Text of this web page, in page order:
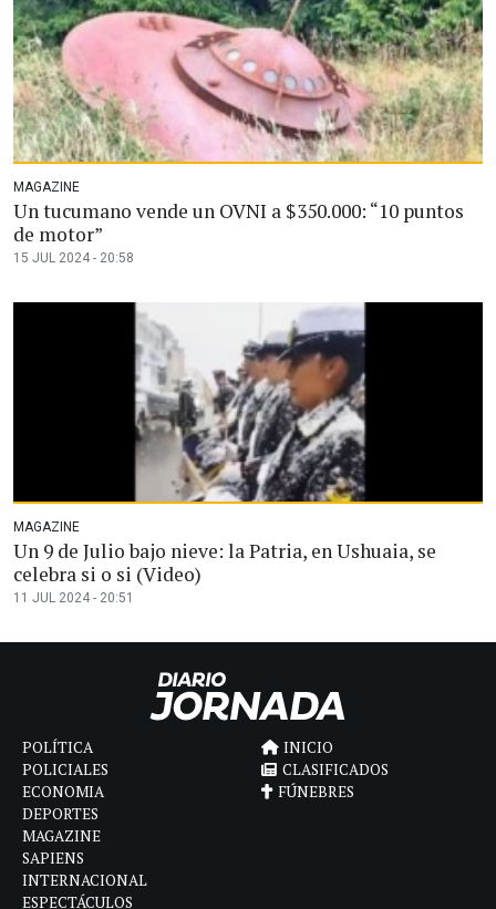
MAGAZINE
Un tucumano vende un OVNI a $350.000: “10 puntos
de motor”
15 JUL 2024 - 20:58
MAGAZINE
Un 9 de Julio bajo nieve: la Patria, en Ushuaia, se
celebra si o si (Video)
11 JUL 2024 - 20:51
POLÍTICA
POLICIALES
ECONOMIA
DEPORTES
MAGAZINE
SAPIENS
INTERNACIONAL
ESPECTÁCULOS
INICIO
CLASIFICADOS
FÚNEBRES